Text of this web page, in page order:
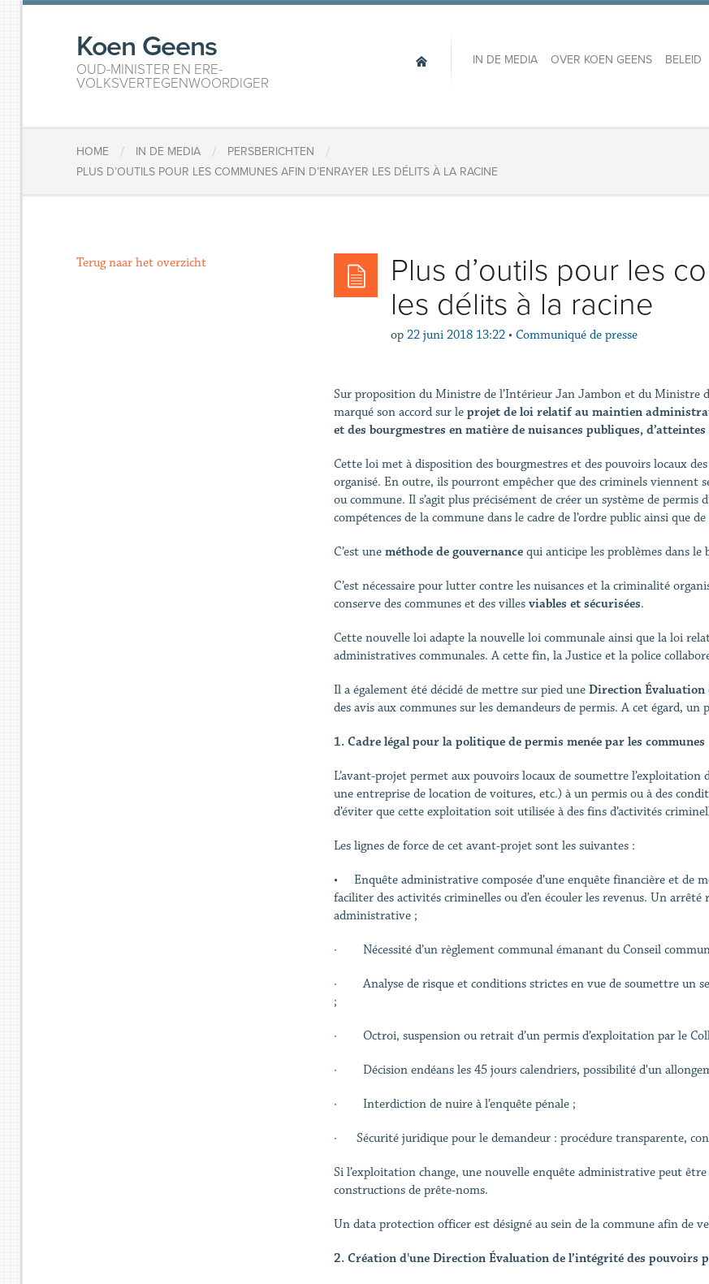
Koen Geens
OUD-MINISTER EN ERE-
VOLKSVERTEGENWOORDIGER
IN DE MEDIA OVER KOEN GEENS BELEID
HOME / IN DE MEDIA / PERSBERICHTEN /
PLUS D’OUTILS POUR LES COMMUNES AFIN D’ENRAYER LES DÉLITS À LA RACINE
Plus d’outils pour les
les délits à la racine
op 22 juni 2018 13:22 • Communiqué de presse
Sur proposition du Ministre de l’Intérieur Jan Jambon et du Ministre
marqué son accord sur le projet de loi relatif au maintien
et des bourgmestres en matière de nuisances publiques,
Cette loi met à disposition des bourgmestres et des pouvoirs locaux
organisé. En outre, ils pourront empêcher que des criminels viennent
ou commune. Il s’agit plus précisément de créer un système de
compétences de la commune dans le cadre de l’ordre public ainsi que
C’est une méthode de gouvernancequi anticipe les problèmes dans
C’est nécessaire pour lutter contre les nuisances et la criminalité
conserve des communes et des villes viables et sécurisées.
Cette nouvelle loi adapte la nouvelle loi communale ainsi que la loi
administratives communales. A cette fin, la Justice et la police
Il a également été décidé de mettre sur pied une Direction Évaluation
des avis aux communes sur les demandeurs de permis. A cet égard,
1. Cadre légal pour la politique de permis menée par les communes
L’avant-projet permet aux pouvoirs locaux de soumettre
une entreprise de location de voitures, etc.) à un permis ou à des
d’éviter que cette exploitation soit utilisée à des fins d’activités
Les lignes de force de cet avant-projet sont les suivantes :
• Enquête administrative composée d’une enquête financière et de
faciliter des activités criminelles ou d’en écouler les revenus. Un
administrative ;
· Nécessité d’un règlement communal émanant du Conseil
· Analyse de risque et conditions strictes en vue de soumettre un
;
· Octroi, suspension ou retrait d’un permis d’exploitation par le
· Décision endéans les 45 jours calendriers, possibilité d'un
· Interdiction de nuire à l’enquête pénale ;
· Sécurité juridique pour le demandeur : procédure transparente,
Si l’exploitation change, une nouvelle enquête administrative peut
constructions de prête-noms.
Un data protection officer est désigné au sein de la commune afin de
2. Création d'une Direction Évaluation de l’intégrité des pouvoirs
Terug naar het overzicht